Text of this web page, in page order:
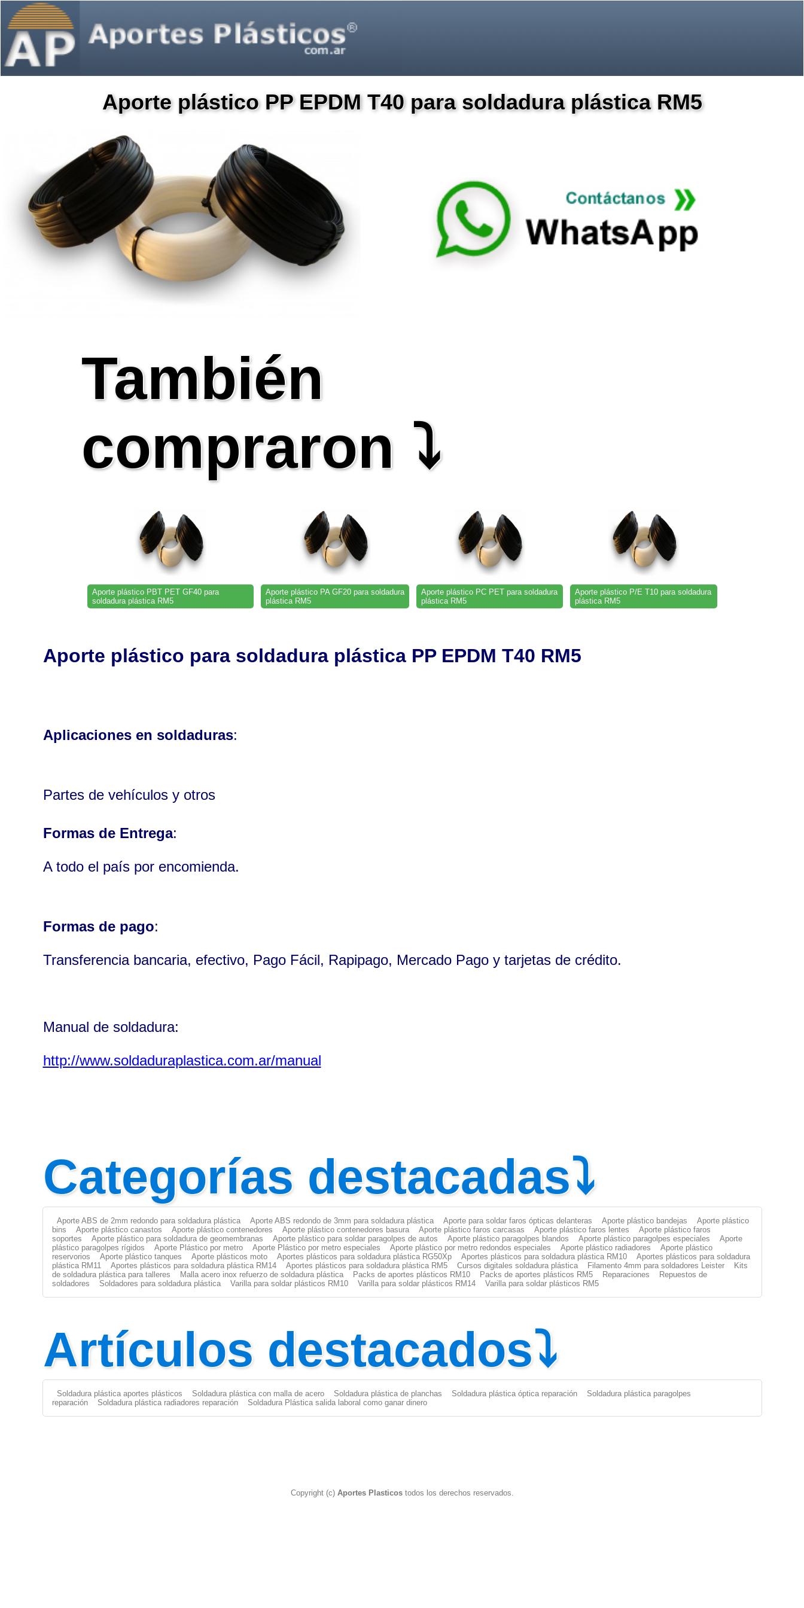
Aporte plástico PP EPDM T40 para soldadura plástica RM5
También
compraron ⤵
Aporte plástico PBT PET GF40 para
soldadura plástica RM5
Aporte plástico PA GF20 para soldadura
plástica RM5
Aporte plástico PC PET para soldadura
plástica RM5
Aporte plástico P/E T10 para soldadura
plástica RM5
Aporte plástico para soldadura plástica PP EPDM T40 RM5
Aplicaciones en soldaduras:
Partes de vehículos y otros
Formas de Entrega:
A todo el país por encomienda.
Formas de pago:
Transferencia bancaria, efectivo, Pago Fácil, Rapipago, Mercado Pago y tarjetas de crédito.
Manual de soldadura:
http://www.soldaduraplastica.com.ar/manual
Categorías destacadas⤵
Aporte ABS de 2mm redondo para soldadura plástica Aporte ABS redondo de 3mm para soldadura plástica Aporte para soldar faros ópticas delanteras Aporte plástico bandejas
Aporte plástico
bins
Aporte plástico canastos Aporte plástico contenedores Aporte plástico contenedores basura Aporte plástico faros carcasas Aporte plástico faros lentes
Aporte plástico faros
soportes
Aporte plástico para soldadura de geomembranas Aporte plástico para soldar paragolpes de autos Aporte plástico paragolpes blandos Aporte plástico paragolpes especiales
Aporte
plástico paragolpes rígidos
Aporte Plástico por metro Aporte Plástico por metro especiales Aporte plástico por metro redondos especiales Aporte plástico radiadores
Aporte plástico
reservorios
Aporte plástico tanques Aporte plásticos moto Aportes plásticos para soldadura plástica RG50Xp Aportes plásticos para soldadura plástica RM10
Aportes plásticos para soldadura
plástica RM11
Aportes plásticos para soldadura plástica RM14 Aportes plásticos para soldadura plástica RM5 Cursos digitales soldadura plástica Filamento 4mm para soldadores Leister
Kits
de soldadura plástica para talleres
Malla acero inox refuerzo de soldadura plástica Packs de aportes plásticos RM10 Packs de aportes plásticos RM5 Reparaciones
Repuestos de
soldadores
Soldadores para soldadura plástica Varilla para soldar plásticos RM10 Varilla para soldar plásticos RM14 Varilla para soldar plásticos RM5
Artículos destacados⤵
Soldadura plástica aportes plásticos Soldadura plástica con malla de acero Soldadura plástica de planchas Soldadura plástica óptica reparación
Soldadura plástica paragolpes
reparación
Soldadura plástica radiadores reparación Soldadura Plástica salida laboral como ganar dinero
Copyright (c) Aportes Plasticostodos los derechos reservados.